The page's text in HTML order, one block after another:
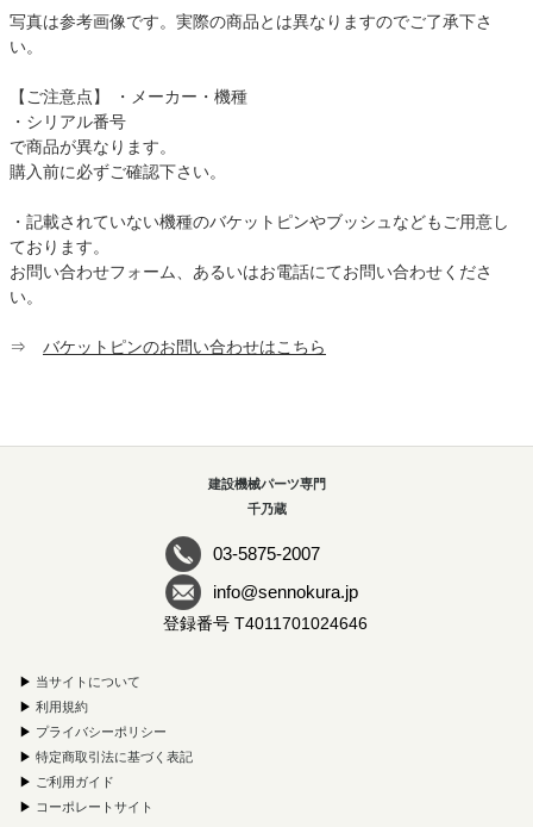
写真は参考画像です。実際の商品とは異なりますのでご了承下さ
い。
【ご注意点】 ・メーカー・機種
・シリアル番号
で商品が異なります。
購入前に必ずご確認下さい。
・記載されていない機種のバケットピンやブッシュなどもご用意し
ております。
お問い合わせフォーム、あるいはお電話にてお問い合わせくださ
い。
⇒ バケットピンのお問い合わせはこちら
建設機械パーツ専門
千乃蔵
03-5875-2007
info@sennokura.jp
登録番号 T4011701024646
▶ 当サイトについて
▶ 利用規約
▶ プライバシーポリシー
▶ 特定商取引法に基づく表記
▶ ご利用ガイド
▶ コーポレートサイト